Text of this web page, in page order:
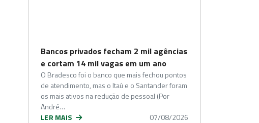
Bancos privados fecham 2 mil agências
e cortam 14 mil vagas em um ano
O Bradesco foi o banco que mais fechou pontos
de atendimento, mas o Itaú e o Santander foram
os mais ativos na redução de pessoal (Por
André…
LER MAIS
07/08/2026